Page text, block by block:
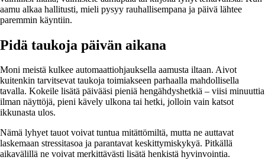
aamu alkaa hallitusti, mieli pysyy rauhallisempana ja päivä lähtee
paremmin käyntiin.
Pidä taukoja päivän aikana
Moni meistä kulkee automaattiohjauksella aamusta iltaan. Aivot
kuitenkin tarvitsevat taukoja toimiakseen parhaalla mahdollisella
tavalla. Kokeile lisätä päivääsi pieniä hengähdyshetkiä – viisi minuuttia
ilman näyttöjä, pieni kävely ulkona tai hetki, jolloin vain katsot
ikkunasta ulos.
Nämä lyhyet tauot voivat tuntua mitättömiltä, mutta ne auttavat
laskemaan stressitasoa ja parantavat keskittymiskykyä. Pitkällä
aikavälillä ne voivat merkittävästi lisätä henkistä hyvinvointia.